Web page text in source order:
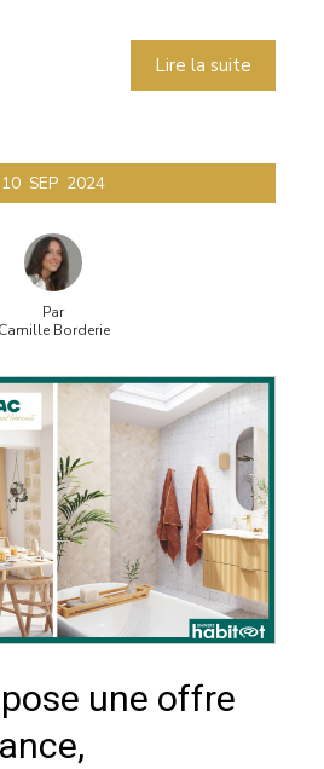
Lire la suite
10 SEP 2024
Par
Camille Borderie
une offre